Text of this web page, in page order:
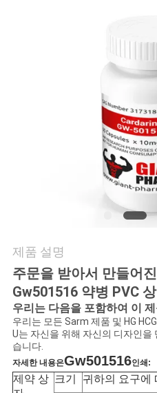
뉴
스
경
우
제품 설명
주문을 받아서 만들어
Gw501516 약병 PVC
우리는 다음을 포함하여 이
우리는 모든 Sarm 제품 및 HG
U는 자신을 위해 자신의 디자인을
습니다.
자세한 내용은Gw501516인쇄:
제약 상 크기
귀하의 요구에